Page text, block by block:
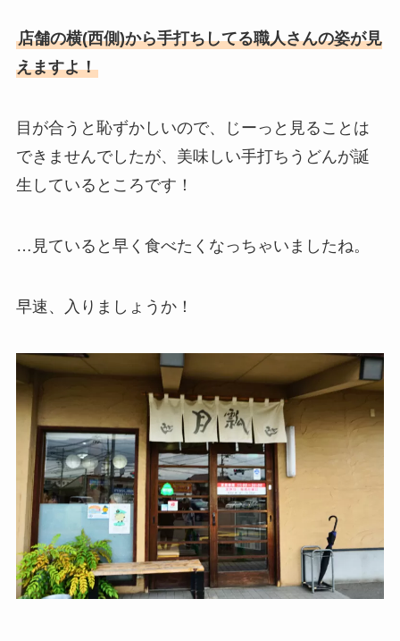
店舗の横(西側)から手打ちしてる職人さんの姿が見
えますよ！
目が合うと恥ずかしいので、じーっと見ることは
できませんでしたが、美味しい手打ちうどんが誕
生しているところです！
…見ていると早く食べたくなっちゃいましたね。
早速、入りましょうか！